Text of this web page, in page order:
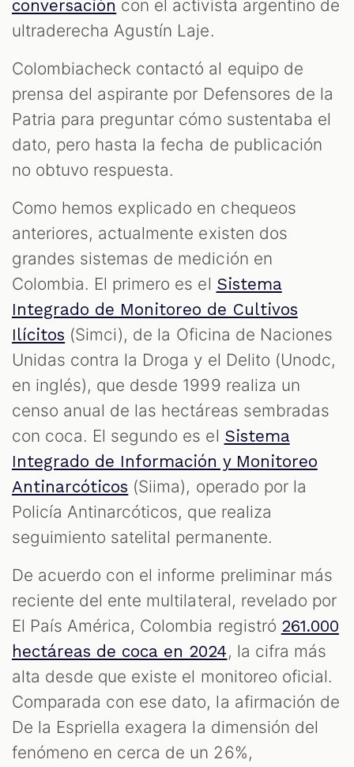
conversación con el activista argentino de
ultraderecha Agustín Laje.
Colombiacheck contactó al equipo de
prensa del aspirante por Defensores de la
Patria para preguntar cómo sustentaba el
dato, pero hasta la fecha de publicación
no obtuvo respuesta.
Como hemos explicado en chequeos
anteriores, actualmente existen dos
grandes sistemas de medición en
Colombia. El primero es el Sistema
Integrado de Monitoreo de Cultivos
Ilícitos (Simci), de la Oficina de Naciones
Unidas contra la Droga y el Delito (Unodc,
en inglés), que desde 1999 realiza un
censo anual de las hectáreas sembradas
con coca. El segundo es el Sistema
Integrado de Información y Monitoreo
Antinarcóticos (Siima), operado por la
Policía Antinarcóticos, que realiza
seguimiento satelital permanente.
De acuerdo con el informe preliminar más
reciente del ente multilateral, revelado por
El País América, Colombia registró 261.000
hectáreas de coca en 2024, la cifra más
alta desde que existe el monitoreo oficial.
Comparada con ese dato, la afirmación de
De la Espriella exagera la dimensión del
fenómeno en cerca de un 26%,